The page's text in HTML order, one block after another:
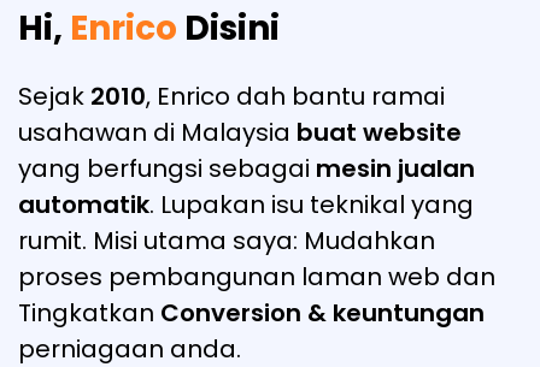
Hi, Enrico Disini
Sejak 2010, Enrico dah bantu ramai
usahawan di Malaysia buat website
yang berfungsi sebagai mesin jualan
automatik. Lupakan isu teknikal yang
rumit. Misi utama saya: Mudahkan
proses pembangunan laman web dan
Tingkatkan Conversion & keuntungan
perniagaan anda.